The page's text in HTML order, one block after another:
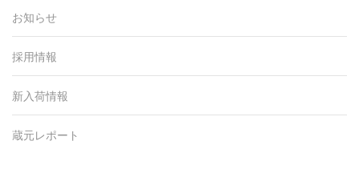
お知らせ
採用情報
新入荷情報
蔵元レポート